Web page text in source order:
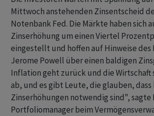
Mittwoch anstehenden Zinsentscheid
Notenbank Fed. Die Märkte haben sich
Zinserhöhung um einen Viertel
eingestellt und hoffen auf Hinweise des
Jerome Powell über einen baldigen
Inflation geht zurück und die Wirtschaft
ab, und es gibt Leute, die glauben,
Zinserhöhungen notwendig sind", sagte
Portfoliomanager beim